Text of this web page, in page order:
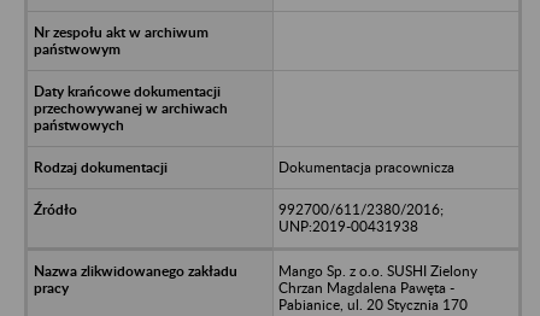
Dokumentacja pracownicza
992700/611/2380/2016;
UNP:2019-00431938
Mango Sp. z o.o. SUSHI Zielony
Chrzan Magdalena Pawęta -
Pabianice, ul. 20 Stycznia 170